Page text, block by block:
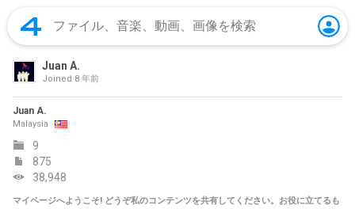
Juan A.
Joined 8 年前
Juan A.
Malaysia
9
875
38,948
マイページへようこそ! どうぞ私のコンテンツを共有してください。お役に立てるも